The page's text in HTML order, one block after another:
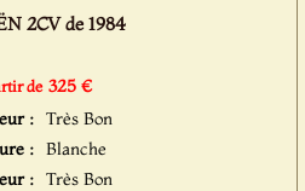
2CV de 1984
de 325 €
: Très Bon
: Blanche
: Très Bon